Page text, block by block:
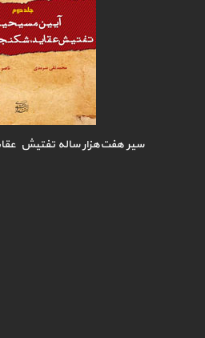
سیر هفت‌هزار ساله تفتیش